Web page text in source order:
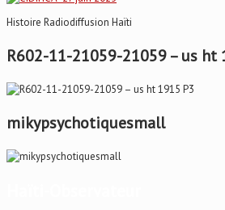
Histoire Radiodiffusion Haïti
R602-11-21059-21059 – us ht
mikypsychotiquesmall